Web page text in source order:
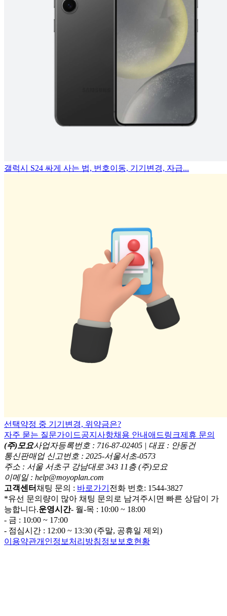
갤럭시 S24 싸게 사는 법, 번호이동, 기기변경, 자급...
선택약정 중 기기변경, 위약금은?
자주 묻는 질문가이드공지사항채용 안내 애드링크제휴 문의
(주)모요사업자등록번호 : 716-87-02405 | 대표 : 안동건
통신판매업 신고번호 : 2025-서울서초-0573
주소 : 서울 서초구 강남대로 343 11층 (주)모요
이메일 : help@moyoplan.com
고객센터채팅 문의 : 바로가기 전화 번호: 1544-3827
*유선 문의량이 많아 채팅 문의로 남겨주시면 빠른 상담이 가
능합니다.운영시간- 월-목 : 10:00 ~ 18:00
- 금 : 10:00 ~ 17:00
- 점심시간 : 12:00 ~ 13:30 (주말, 공휴일 제외)
이용약관개인정보처리방침정보보호현황